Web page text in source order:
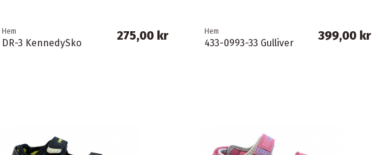
Hem
DR-3 KennedySko
275,00 kr Hem
433-0993-33 Gulliver
399,00 kr